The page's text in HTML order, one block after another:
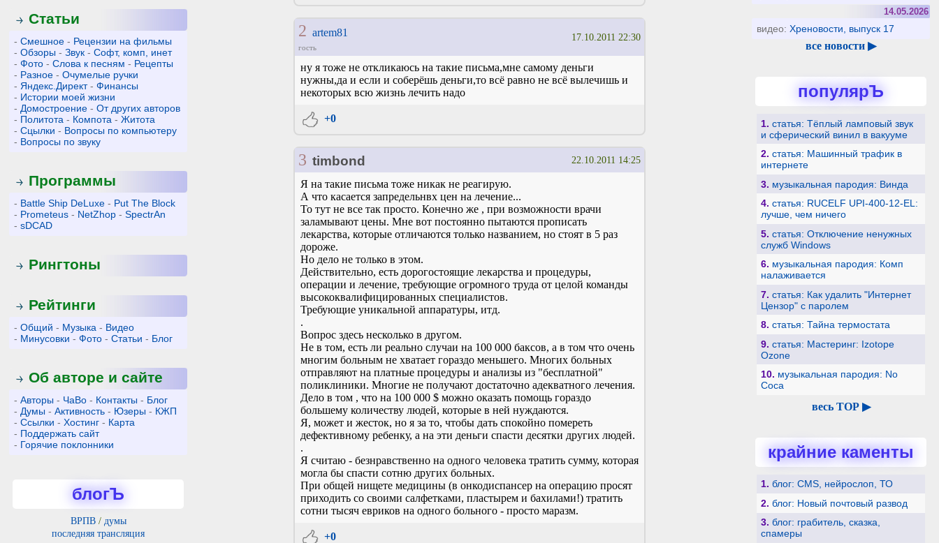
Статьи
-Смешное - Рецензии на фильмы
-Обзоры -Звук -Софт, комп, инет
-Фото -Слова к песням - Рецепты
- Разное -Очумелые ручки
- Яндекс.Директ-Финансы
- Истории моей жизни
- Домостроение -От других авторов
- Политота - Компота -Житота
-Сцылки - Вопросы по компьютеру
- Вопросы по звуку
Программы
- Battle Ship DeLuxe - Put The Block
- Prometeus - NetZhop -SpectrAn
-sDCAD
Рингтоны
Рейтинги
-Общий - Музыка - Видео
- Минусовки -Фото -Статьи - Блог
Об авторе и сайте
-Авторы - ЧаВо - Контакты - Блог
- Думы -Активность - Юзеры - КЖП
-Ссылки -Хостинг - Карта
- Поддержать сайт
- Горячие поклонники
блогЪ
ВРПВ/ думы
последняя трансляция
2 artem81
гость
17.10.2011 22:30
ну я тоже не откликаюсь на такие письма,мне самому деньги
нужны,да и если и соберёшь деньги,то всё равно не всё вылечишь и
некоторых всю жизнь лечить надо
+0
3 timbond 22.10.2011 14:25
Я на такие письма тоже никак не реагирую.
А что касается запредельнвх цен на лечение...
То тут не все так просто. Конечно же , при возможности врачи
заламывают цены. Мне вот постоянно пытаются прописать
лекарства, которые отличаются только названием, но стоят в 5 раз
дороже.
Но дело не только в этом.
Действительно, есть дорогостоящие лекарства и процедуры,
операции и лечение, требующие огромного труда от целой команды
высококвалифицированных специалистов.
Требующие уникальной аппаратуры, итд.
.
Вопрос здесь несколько в другом.
Не в том, есть ли реально случаи на 100 000 баксов, а в том что очень
многим больным не хватает гораздо меньшего. Многих больных
отправляют на платные процедуры и анализы из "бесплатной"
поликлиники. Многие не получают достаточно адекватного лечения.
Дело в том , что на 100 000 $ можно оказать помощь гораздо
большему количеству людей, которые в ней нуждаются.
Я, может и жесток, но я за то, чтобы дать спокойно помереть
дефективному ребенку, а на эти деньги спасти десятки других людей.
.
Я считаю - безнравственно на одного человека тратить сумму, которая
могла бы спасти сотню других больных.
При общей нищете медицины (в онкодиспансер на операцию просят
приходить со своими салфетками, пластырем и бахилами!) тратить
сотни тысяч евриков на одного больного - просто маразм.
+0
14.05.2026
видео:Хреновости, выпуск 17
все новости ▶
популярЪ
1. статья: Тёплый ламповый звук
и сферический винил в вакууме
2. статья: Машинный трафик в
интернете
3. музыкальная пародия: Винда
4. статья: RUCELF UPI-400-12-EL:
лучше, чем ничего
5. статья: Отключение ненужных
служб Windows
6. музыкальная пародия: Комп
налаживается
7. статья: Как удалить "Интернет
Цензор" с паролем
8. статья: Тайна термостата
9. статья: Мастеринг: Izotope
Ozone
10. музыкальная пародия: No
Coca
весь TOP ▶
крайние каменты
1. блог: CMS, нейрослоп, ТО
2. блог: Новый почтовый развод
3. блог: грабитель, сказка,
спамеры